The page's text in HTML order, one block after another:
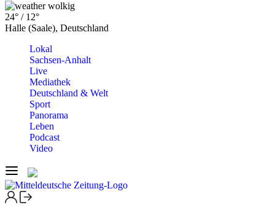
wolkig
24° / 12°
Halle (Saale), Deutschland
Lokal
Sachsen-Anhalt
Live
Mediathek
Deutschland & Welt
Sport
Panorama
Leben
Podcast
Video